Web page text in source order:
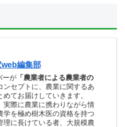
web編集部
ーが 「農業者による農業者の
ンセプトに、農業に関するあ
てお届けしていきます。
実際に農業に携わりながら情
学を極め樹木医の資格を持つ
理に長けている者、大規模農